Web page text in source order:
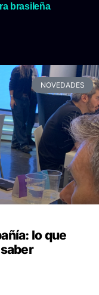
brasileña
NOVEDADES
lo que